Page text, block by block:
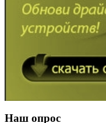
Наш опрос